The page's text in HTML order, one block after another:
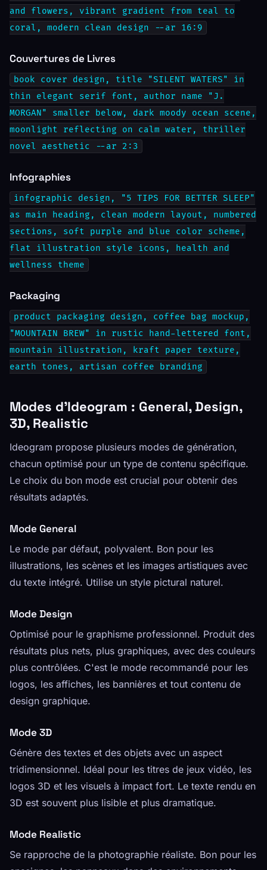
and flowers, vibrant gradient from teal to
coral, modern clean design --ar 16:9
Couvertures de Livres
book cover design, title "SILENT WATERS" in
thin elegant serif font, author name "J.
MORGAN" smaller below, dark moody ocean scene,
moonlight reflecting on calm water, thriller
novel aesthetic --ar 2:3
Infographies
infographic design, "5 TIPS FOR BETTER SLEEP"
as main heading, clean modern layout, numbered
sections, soft purple and blue color scheme,
flat illustration style icons, health and
wellness theme
Packaging
product packaging design, coffee bag mockup,
"MOUNTAIN BREW" in rustic hand-lettered font,
mountain illustration, kraft paper texture,
earth tones, artisan coffee branding
Modes d'Ideogram : General, Design,
3D, Realistic
Ideogram propose plusieurs modes de génération,
chacun optimisé pour un type de contenu spécifique.
Le choix du bon mode est crucial pour obtenir des
résultats adaptés.
Mode General
Le mode par défaut, polyvalent. Bon pour les
illustrations, les scènes et les images artistiques avec
du texte intégré. Utilise un style pictural naturel.
Mode Design
Optimisé pour le graphisme professionnel. Produit des
résultats plus nets, plus graphiques, avec des couleurs
plus contrôlées. C'est le mode recommandé pour les
logos, les affiches, les bannières et tout contenu de
design graphique.
Mode 3D
Génère des textes et des objets avec un aspect
tridimensionnel. Idéal pour les titres de jeux vidéo, les
logos 3D et les visuels à impact fort. Le texte rendu en
3D est souvent plus lisible et plus dramatique.
Mode Realistic
Se rapproche de la photographie réaliste. Bon pour les